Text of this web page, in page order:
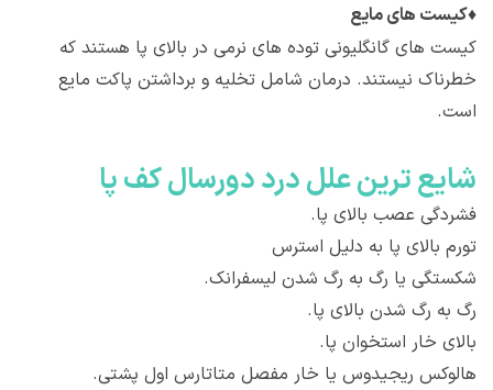
♦کیست های مایع
کیست های گانگلیونی توده های نرمی در بالای پا هستند که
خطرناک نیستند. درمان شامل تخلیه و برداشتن پاکت مایع
است.
شایع ترین علل درد دورسال کف پا
فشردگی عصب بالای پا.
تورم بالای پا به دلیل استرس
شکستگی یا رگ به رگ شدن لیسفرانک.
رگ به رگ شدن بالای پا.
بالای خار استخوان پا.
هالوکس ریجیدوس یا خار مفصل متاتارس اول پشتی.